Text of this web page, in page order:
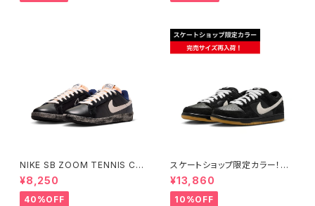
NIKE SB ZOOM TENNIS CL
ASSIC QS "RASSVET" ナイ
キエスビー ズーム テニスクラシ
ック ラスベート Small Size
¥8,250
40%OFF
スケートショップ限定カラー！NI
KE SB DUNK LOW PRO BLA
CK/WHITE/GUM
¥13,860
10%OFF